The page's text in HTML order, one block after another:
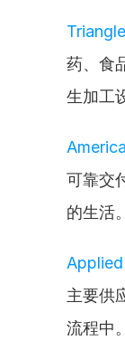
药、食
生加工
可靠交
的生活。
主要供
流程中。